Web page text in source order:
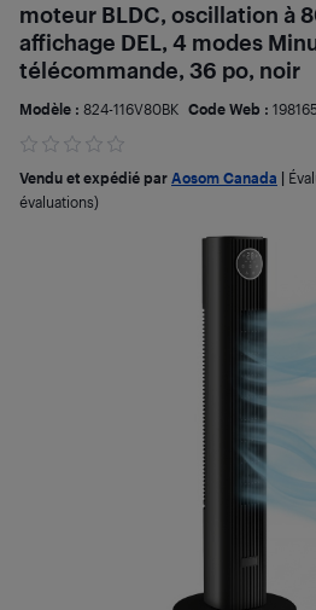
moteur BLDC, oscillation à
affichage DEL, 4 modes
télécommande, 36 po, noir
Modèle : 824-116V80BK Code Web :
Vendu et expédié par Aosom Canada
évaluations)